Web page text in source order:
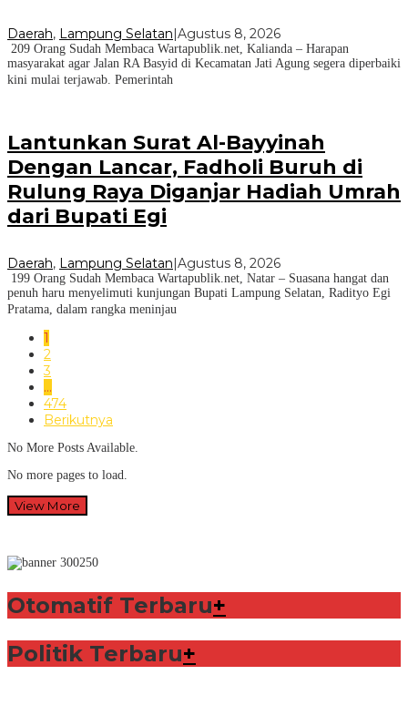
Daerah, Lampung Selatan|Agustus 8, 2026
209 Orang Sudah Membaca Wartapublik.net, Kalianda – Harapan
masyarakat agar Jalan RA Basyid di Kecamatan Jati Agung segera diperbaiki
kini mulai terjawab. Pemerintah
Lantunkan Surat Al-Bayyinah
Dengan Lancar, Fadholi Buruh di
Rulung Raya Diganjar Hadiah Umrah
dari Bupati Egi
Daerah, Lampung Selatan Agustus 8, 2026
199 Orang Sudah Membaca Wartapublik.net, Natar – Suasana hangat dan
penuh haru menyelimuti kunjungan Bupati Lampung Selatan, Radityo Egi
Pratama, dalam rangka meninjau
1
2
3
…
474
Berikutnya
No More Posts Available.
No more pages to load.
View More
Otomatif Terbaru+
Politik Terbaru+